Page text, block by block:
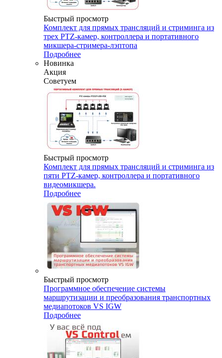
Быстрый просмотр
Комплект для прямых трансляций и стриминга из
трех PTZ-камер, контроллера и портативного
микшера-стримера-лэптопа
Подробнее
Новинка
Акция
Советуем
Быстрый просмотр
Комплект для прямых трансляций и стриминга из
пяти PTZ-камер, контроллера и портативного
видеомикшера.
Подробнее
Быстрый просмотр
Программное обеспечение системы
маршрутизации и преобразования транспортных
медиапотоков VS IGW
Подробнее